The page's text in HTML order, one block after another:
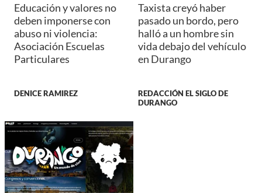
Educación y valores no
deben imponerse con
abuso ni violencia:
Asociación Escuelas
Particulares
DENICE RAMIREZ
Taxista creyó haber
pasado un bordo, pero
halló a un hombre sin
vida debajo del vehículo
en Durango
REDACCIÓN EL SIGLO DE
DURANGO